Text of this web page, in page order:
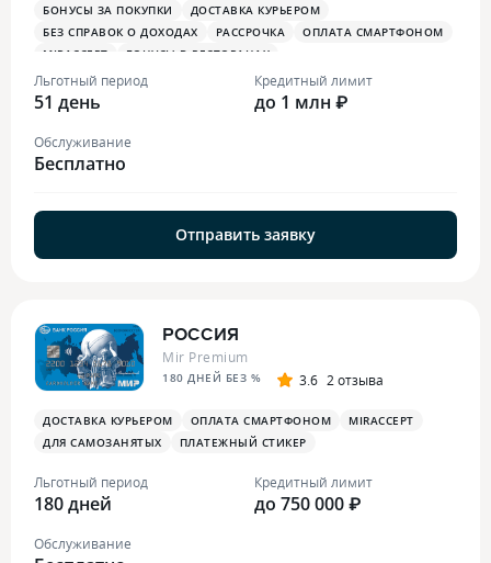
БОНУСЫ ЗА ПОКУПКИ
ДОСТАВКА КУРЬЕРОМ
БЕЗ СПРАВОК О ДОХОДАХ
РАССРОЧКА
ОПЛАТА СМАРТФОНОМ
MIRACCEPT
БОНУСЫ В РЕСТОРАНАХ
Льготный период
51 день
Кредитный лимит
до 1 млн ₽
Обслуживание
Бесплатно
Отправить заявку
РОССИЯ
Mir Premium
180 ДНЕЙ БЕЗ % 3.6 2 отзыва
ДОСТАВКА КУРЬЕРОМ ОПЛАТА СМАРТФОНОМ
MIRACCEPT
ДЛЯ САМОЗАНЯТЫХ
ПЛАТЕЖНЫЙ СТИКЕР
Льготный период
180 дней
Кредитный лимит
до 750 000 ₽
Обслуживание